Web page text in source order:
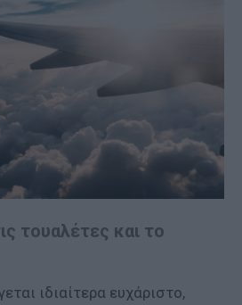
τουαλέτες και το
ιδιαίτερα ευχάριστο,